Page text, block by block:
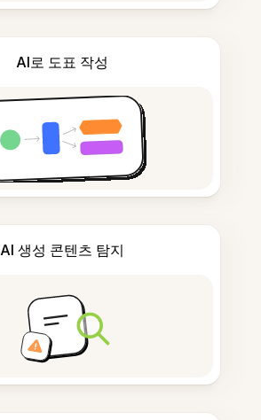
AI로 도표 작성
AI 생성 콘텐츠 탐지